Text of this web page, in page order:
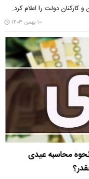
کارکنان دولت را اعلام کرد.
۱۰ بهمن ۱۴۰۳
کارگران | نحوه محاسبه عیدی